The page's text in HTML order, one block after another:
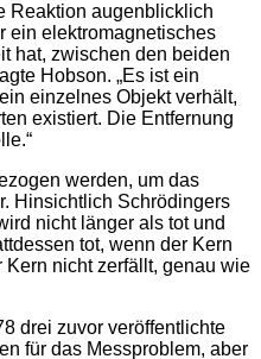
Reaktion augenblicklich
ein elektromagnetisches
hat, zwischen den beiden
Hobson. „Es ist ein
einzelnes Objekt verhält,
existiert. Die Entfernung
werden, um das
Hinsichtlich Schrödingers
nicht länger als tot und
tot, wenn der Kern
nicht zerfällt, genau wie
drei zuvor veröffentlichte
für das Messproblem, aber